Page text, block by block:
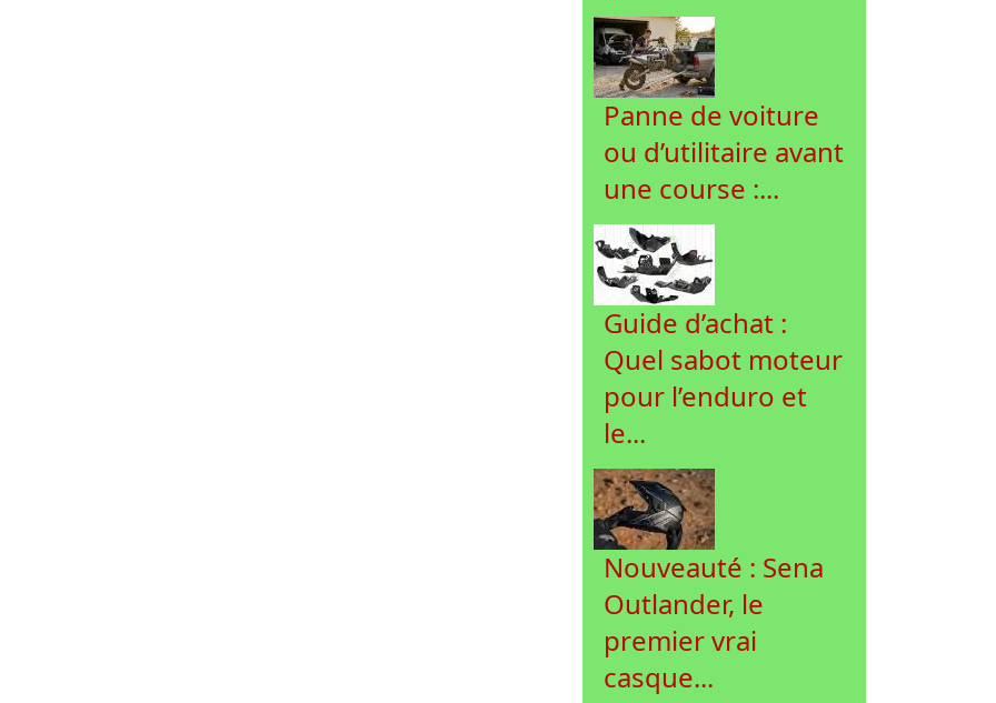
Panne de voiture
ou d’utilitaire avant
une course :...
Guide d’achat :
Quel sabot moteur
pour l’enduro et
le...
Nouveauté : Sena
Outlander, le
premier vrai
casque...